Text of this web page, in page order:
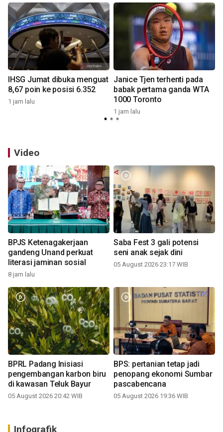
IHSG Jumat dibuka menguat
8,67 poin ke posisi 6.352
1 jam lalu
Janice Tjen terhenti pada
babak pertama ganda WTA
1000 Toronto
1 jam lalu
Video
BPJS Ketenagakerjaan
gandeng Unand perkuat
literasi jaminan sosial
8 jam lalu
Saba Fest 3 gali potensi
seni anak sejak dini
05 August 2026 23:17 WIB
BPRL Padang Inisiasi
pengembangan karbon biru
di kawasan Teluk Bayur
05 August 2026 20:42 WIB
BPS: pertanian tetap jadi
penopang ekonomi Sumbar
pascabencana
05 August 2026 19:36 WIB
Infografik